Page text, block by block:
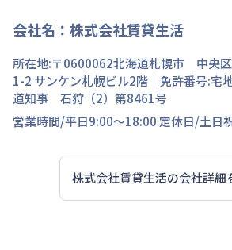
会社名： 株式会社賃貸生活
所在地:〒0600062北海道札幌市 中央区
1-2 サンケン札幌ビル2階 ｜免許番号:宅
道知事 石狩（2）第8461号
営業時間/平日9:00～18:00 定休日/土日
株式会社賃貸生活の会社詳細